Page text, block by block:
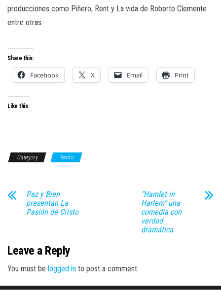
producciones como Piñero, Rent y La vida de Roberto Clemente
entre otras.
Share this:
Facebook X Email Print
Like this:
Category Teatro
Paz y Bien
presentan La
Pasión de Cristo
“Hamlet in
Harlem” una
comedia con
verdad
dramática
Leave a Reply
You must be logged in to post a comment.